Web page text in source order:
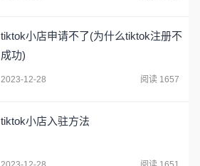
tiktok小店申请不了(为什么tiktok注册不
成功)
2023-12-28 阅读 1657
tiktok小店入驻方法